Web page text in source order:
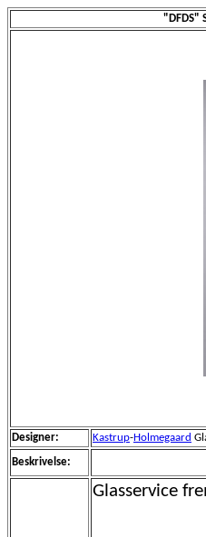
"DFDS"
Designer: Kastrup-Holmegaard
Beskrivelse:
Glasservice